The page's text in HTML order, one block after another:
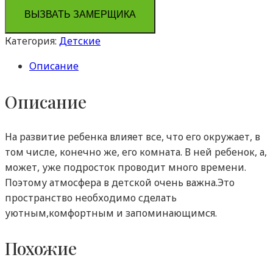
ВЫЗВАТЬ ЗАМЕРЩИКА
Категория: Детские
Описание
Описание
На развитие ребенка влияет все, что его окружает, в
том числе, конечно же, его комната. В ней ребенок, а,
может, уже подросток проводит много времени.
Поэтому атмосфера в детской очень важна.Это
пространство необходимо сделать
уютным,комфортным и запоминающимся.
Похожие